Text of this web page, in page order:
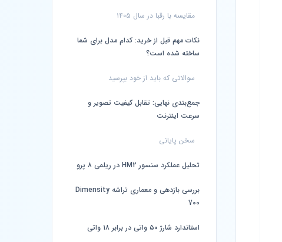
مقایسه با رقبا در سال ۱۴۰۵
نکات مهم قبل از خرید: کدام مدل برای شما
ساخته شده است؟
سوالاتی که باید از خود بپرسید
جمع‌بندی نهایی: تقابل کیفیت تصویر و
سرعت اینترنت
سخن پایانی
تحلیل عملکرد سنسور HM2 در ریلمی ۸ پرو
بررسی بازدهی و معماری تراشه Dimensity
700
استاندارد شارژ ۵۰ واتی در برابر ۱۸ واتی